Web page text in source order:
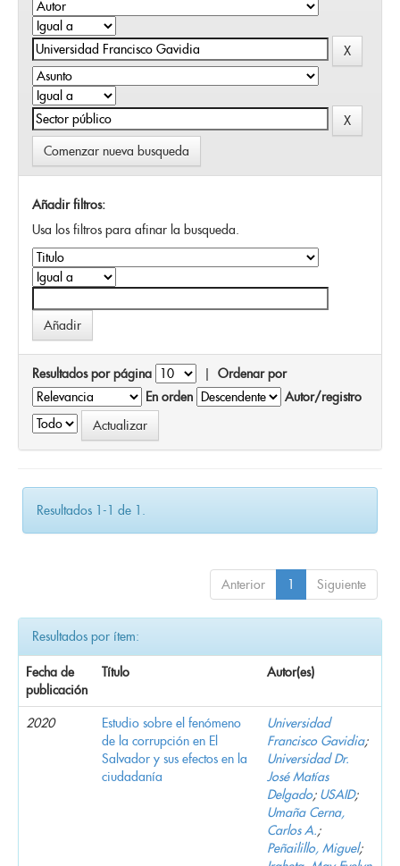
Comenzar nueva busqueda
Añadir filtros:
Usa los filtros para afinar la busqueda.
Resultados por página | Ordenar por
En orden
Autor/registro
Resultados 1-1 de 1.
Anterior 1 Siguiente
Resultados por ítem:
Fecha de
publicación
Título Autor(es)
2020
Estudio sobre el fenómeno
de la corrupción en El
Salvador y sus efectos en la
ciudadanía
Universidad
Francisco Gavidia;
Universidad Dr.
José Matías
Delgado; USAID;
Umaña Cerna,
Carlos A.;
Peñailillo, Miguel;